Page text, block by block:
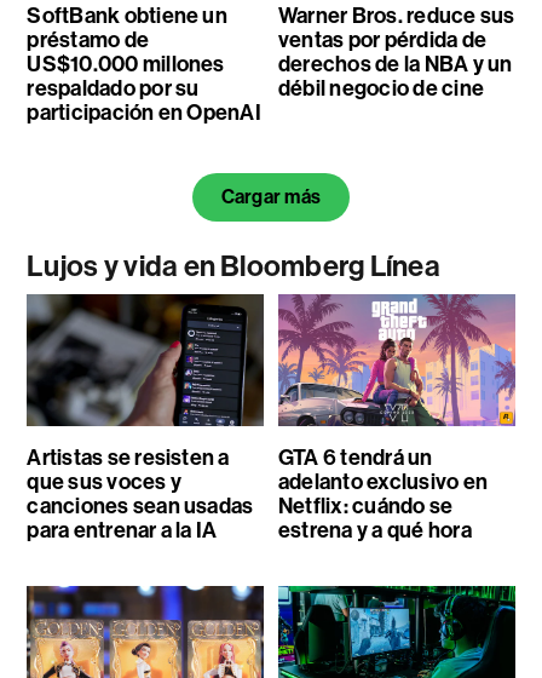
SoftBank obtiene un
préstamo de
US$10.000 millones
respaldado por su
participación en OpenAI
Warner Bros. reduce sus
ventas por pérdida de
derechos de la NBA y un
débil negocio de cine
Cargar más
Lujos y vida en Bloomberg Línea
Artistas se resisten a
que sus voces y
canciones sean usadas
para entrenar a la IA
GTA 6 tendrá un
adelanto exclusivo en
Netflix: cuándo se
estrena y a qué hora